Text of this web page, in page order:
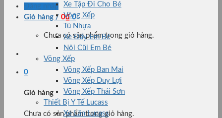
Đăng nhập
Giỏ hàng / 0₫ 0
Chưa có sản phẩm trong giỏ hàng.
0
Giỏ hàng
Chưa có sản phẩm trong giỏ hàng.
Xe Tập Đi Cho Bé
Võng Xếp
Tủ Nhựa
Xe Đẩy Em Bé
Nôi Cũi Em Bé
Võng Xếp
Võng Xếp Ban Mai
Võng Xếp Duy Lợi
Võng Xếp Thái Sơn
Thiết Bị Y Tế Lucass
Xe Lăn Lucass